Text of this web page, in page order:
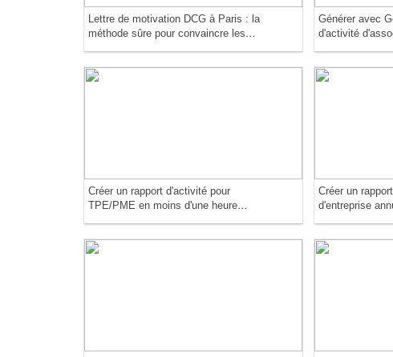
Lettre de motivation DCG à Paris : la
méthode sûre pour convaincre les
Générer avec
d'activité
Créer un rapport d'activité pour
TPE/PME en moins d'une heure
Créer un
d'entreprise